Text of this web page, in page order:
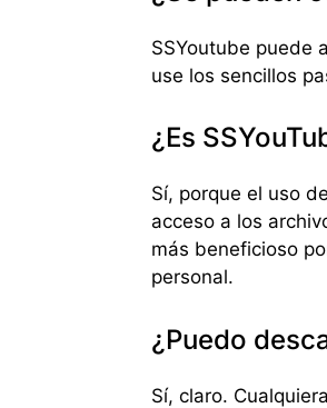
SSYoutube puede
use los sencillos
¿Es
Sí, porque el uso
acceso a los
más beneficioso
personal.
¿Puedo
Sí, claro.